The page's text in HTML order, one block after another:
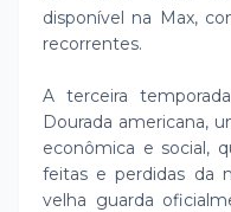
disponível na Max,
recorrentes.
A terceira
Dourada americana,
econômica e social,
feitas e perdidas da
velha guarda